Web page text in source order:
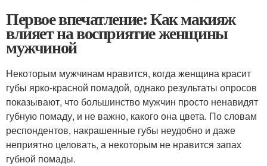
Первое впечатление: Как макияж
влияет на восприятие женщины
мужчиной
Некоторым мужчинам нравится, когда женщина красит
губы ярко-красной помадой, однако результаты опросов
показывают, что большинство мужчин просто ненавидят
губную помаду, и не важно, какого она цвета. По словам
респондентов, накрашенные губы неудобно и даже
неприятно целовать, а некоторым не нравится запах
губной помады.